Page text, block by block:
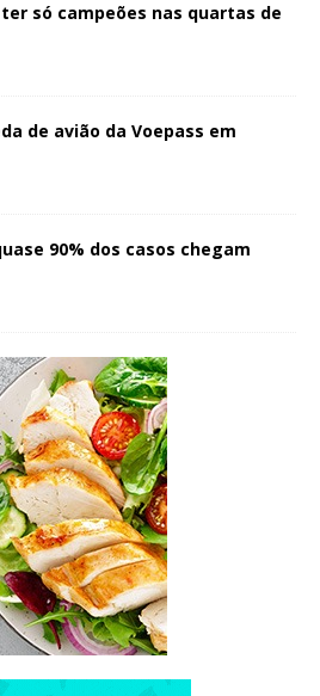
só campeões nas quartas de
de avião da Voepass em
90% dos casos chegam